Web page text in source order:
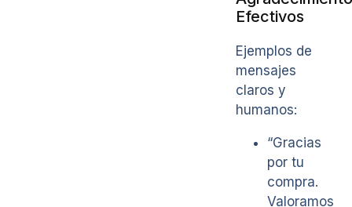
Efectivos
Ejemplos de
mensajes
claros y
humanos:
“Gracias
por tu
compra.
Valoramos